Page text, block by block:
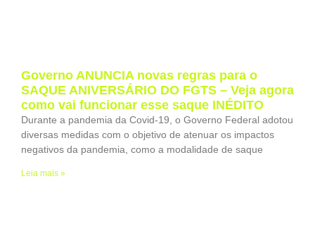
Governo ANUNCIA novas regras para o
SAQUE ANIVERSÁRIO DO FGTS – Veja agora
como vai funcionar esse saque INÉDITO
Durante a pandemia da Covid-19, o Governo Federal adotou
diversas medidas com o objetivo de atenuar os impactos
negativos da pandemia, como a modalidade de saque
Leia mais »